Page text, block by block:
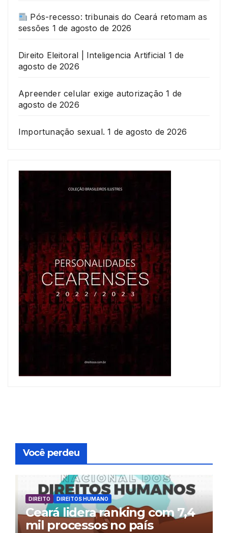
Pós-recesso: tribunais do Ceará retomam as
sessões 1 de agosto de 2026
Direito Eleitoral | Inteligencia Artificial 1 de
agosto de 2026
Apreender celular exige autorização 1 de
agosto de 2026
Importunação sexual. 1 de agosto de 2026
Você perdeu
DIREITO DIREITOS HUMANO
Ceará lidera ranking com 7,4
mil processos no país